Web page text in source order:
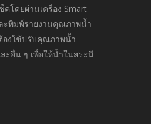
คโดยผ่านเครื่อง Smart
ะพิมพ์รายงานคุณภาพนํ้า
งใช้ปรับคุณภาพนํ้า
อื่น ๆ เพื่อให้นํ้าในสระมี